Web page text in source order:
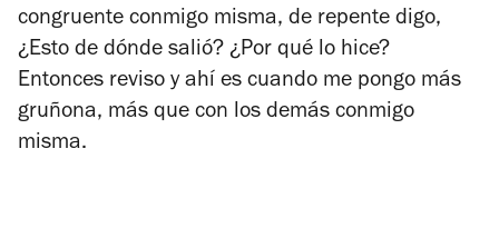
congruente conmigo misma, de repente digo,
¿Esto de dónde salió? ¿Por qué lo hice?
Entonces reviso y ahí es cuando me pongo más
gruñona, más que con los demás conmigo
misma.